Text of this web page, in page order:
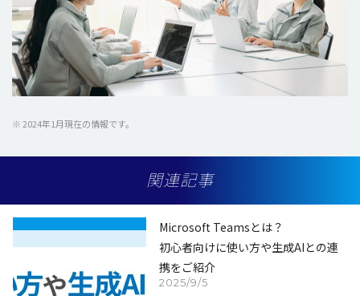
※ 2024年1月現在の情報です。
関連記事
2025/9/5
Microsoft Teamsとは？
初心者向けに使い方や生成AIとの連
携をご紹介